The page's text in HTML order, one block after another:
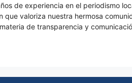
de experiencia en el periodismo
que valoriza nuestra hermosa
de transparencia y